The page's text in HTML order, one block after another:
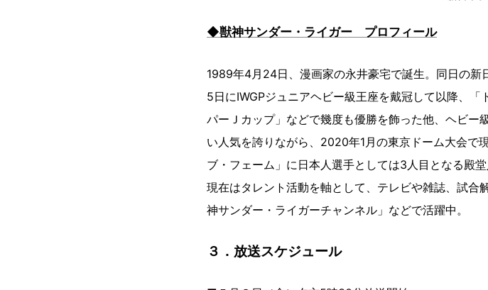
◆獣神サンダー・ライガー プロフィール
1989年4月24日、漫画家の永井豪宅で誕生。同日の
5日にIWGPジュニアヘビー級王座を戴冠して以降、
パーＪカップ」などで幾度も優勝を飾った他、ヘビー
い人気を誇りながら、2020年1月の東京ドーム大会で
ブ・フェーム」に日本人選手としては3人目となる殿堂
現在はタレント活動を軸として、テレビや雑誌、試
神サンダー・ライガーチャンネル」などで活躍中。
３．放送スケジュール